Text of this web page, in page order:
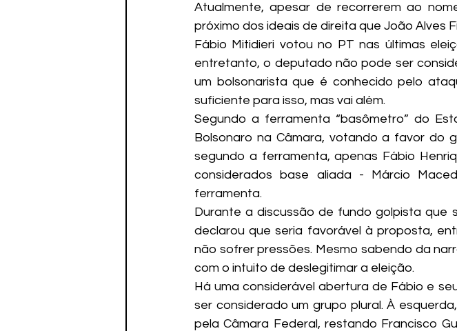
Atualmente, apesar de recorrerem ao
próximo dos ideais de direita que João Alves
Fábio Mitidieri votou no PT nas últimas
entretanto, o deputado não pode ser
um bolsonarista que é conhecido pelo
suficiente para isso, mas vai além.
Segundo a ferramenta “basômetro” do
Bolsonaro na Câmara, votando a favor do
segundo a ferramenta, apenas Fábio
considerados base aliada - Márcio
ferramenta.
Durante a discussão de fundo golpista que
declarou que seria favorável à proposta,
não sofrer pressões. Mesmo sabendo da
com o intuito de deslegitimar a eleição.
Há uma considerável abertura de Fábio e
ser considerado um grupo plural. À
pela Câmara Federal, restando Francisco